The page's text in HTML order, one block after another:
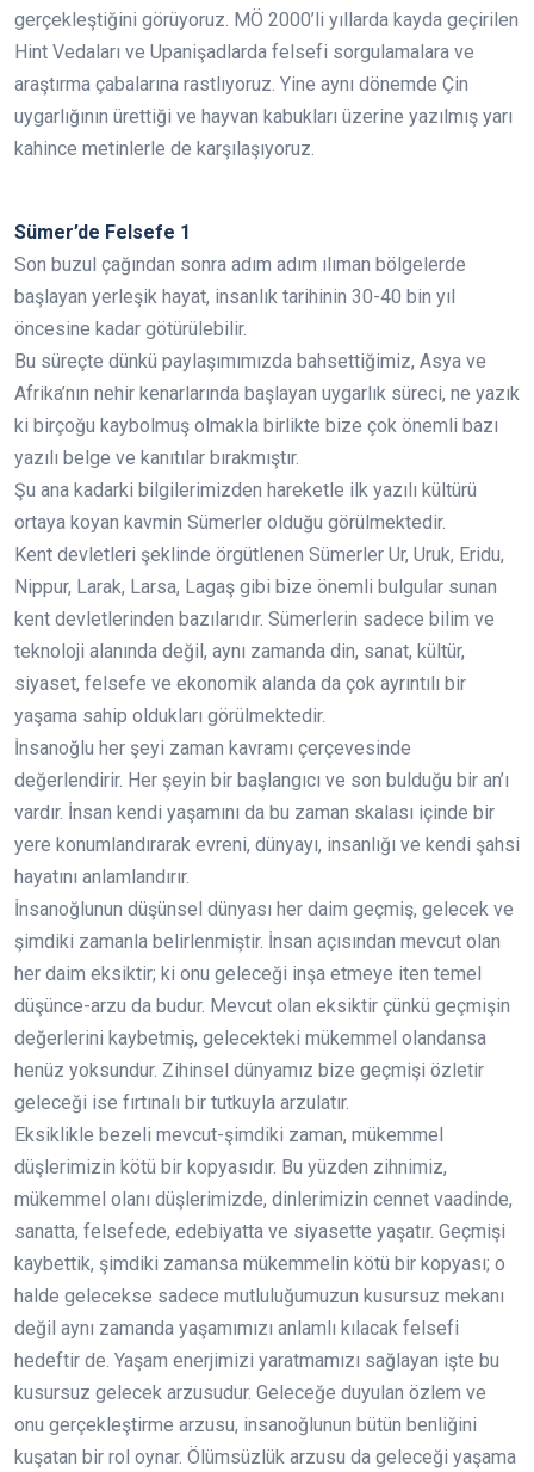
gerçekleştiğini görüyoruz. MÖ 2000’li yıllarda kayda geçirilen
Hint Vedaları ve Upanişadlarda felsefi sorgulamalara ve
araştırma çabalarına rastlıyoruz. Yine aynı dönemde Çin
uygarlığının ürettiği ve hayvan kabukları üzerine yazılmış yarı
kahince metinlerle de karşılaşıyoruz.
Sümer’de Felsefe 1
Son buzul çağından sonra adım adım ılıman bölgelerde
başlayan yerleşik hayat, insanlık tarihinin 30-40 bin yıl
öncesine kadar götürülebilir.
Bu süreçte dünkü paylaşımımızda bahsettiğimiz, Asya ve
Afrika’nın nehir kenarlarında başlayan uygarlık süreci, ne yazık
ki birçoğu kaybolmuş olmakla birlikte bize çok önemli bazı
yazılı belge ve kanıtılar bırakmıştır.
Şu ana kadarki bilgilerimizden hareketle ilk yazılı kültürü
ortaya koyan kavmin Sümerler olduğu görülmektedir.
Kent devletleri şeklinde örgütlenen Sümerler Ur, Uruk, Eridu,
Nippur, Larak, Larsa, Lagaş gibi bize önemli bulgular sunan
kent devletlerinden bazılarıdır. Sümerlerin sadece bilim ve
teknoloji alanında değil, aynı zamanda din, sanat, kültür,
siyaset, felsefe ve ekonomik alanda da çok ayrıntılı bir
yaşama sahip oldukları görülmektedir.
İnsanoğlu her şeyi zaman kavramı çerçevesinde
değerlendirir. Her şeyin bir başlangıcı ve son bulduğu bir an’ı
vardır. İnsan kendi yaşamını da bu zaman skalası içinde bir
yere konumlandırarak evreni, dünyayı, insanlığı ve kendi şahsi
hayatını anlamlandırır.
İnsanoğlunun düşünsel dünyası her daim geçmiş, gelecek ve
şimdiki zamanla belirlenmiştir. İnsan açısından mevcut olan
her daim eksiktir; ki onu geleceği inşa etmeye iten temel
düşünce-arzu da budur. Mevcut olan eksiktir çünkü geçmişin
değerlerini kaybetmiş, gelecekteki mükemmel olandansa
henüz yoksundur. Zihinsel dünyamız bize geçmişi özletir
geleceği ise fırtınalı bir tutkuyla arzulatır.
Eksiklikle bezeli mevcut-şimdiki zaman, mükemmel
düşlerimizin kötü bir kopyasıdır. Bu yüzden zihnimiz,
mükemmel olanı düşlerimizde, dinlerimizin cennet vaadinde,
sanatta, felsefede, edebiyatta ve siyasette yaşatır. Geçmişi
kaybettik, şimdiki zamansa mükemmelin kötü bir kopyası; o
halde gelecekse sadece mutluluğumuzun kusursuz mekanı
değil aynı zamanda yaşamımızı anlamlı kılacak felsefi
hedeftir de. Yaşam enerjimizi yaratmamızı sağlayan işte bu
kusursuz gelecek arzusudur. Geleceğe duyulan özlem ve
onu gerçekleştirme arzusu, insanoğlunun bütün benliğini
kuşatan bir rol oynar. Ölümsüzlük arzusu da geleceği yaşama